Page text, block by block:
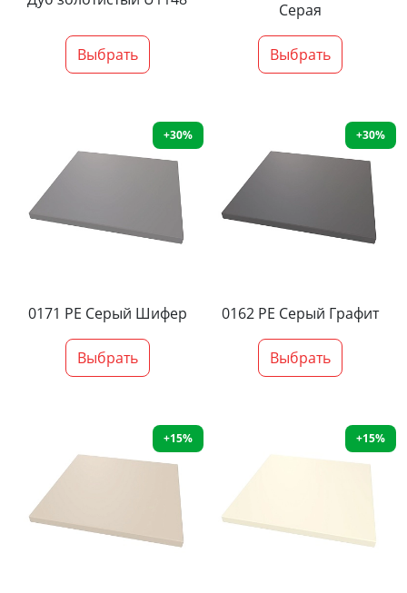
Выбрать
Серая
Выбрать
+30%
0171 PE Серый Шифер
Выбрать
+30%
0162 PE Серый Графит
Выбрать
+15% +15%